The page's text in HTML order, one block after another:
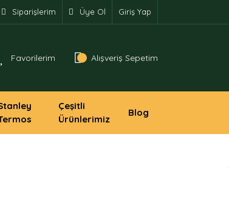
Siparişlerim Üye Ol Giriş Yap
Favorilerim Alışveriş Sepetim
Çeşitli
Ürünlerimiz
Blog